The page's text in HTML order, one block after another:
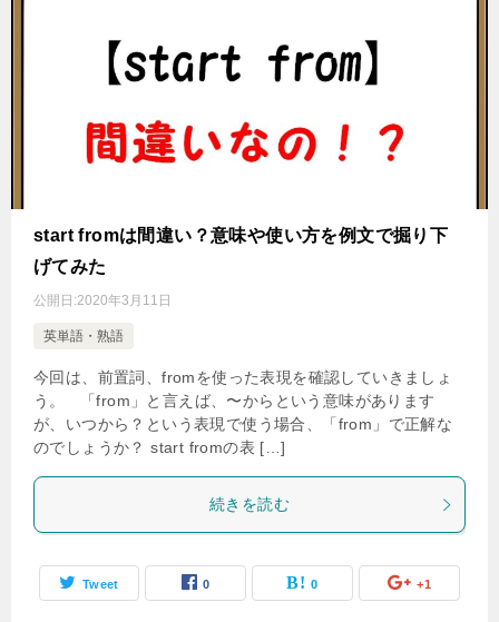
start fromは間違い？意味や使い方を例文で掘り下
げてみた
公開日:2020年3月11日
英単語・熟語
今回は、前置詞、fromを使った表現を確認していきましょ
う。 「from」と言えば、〜からという意味があります
が、いつから？という表現で使う場合、「from」で正解な
のでしょうか？ start fromの表 […]
続きを読む
Tweet 0 0 +1